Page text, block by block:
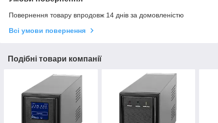
Повернення товару впродовж 14 днів за домовленістю
Всі умови повернення
Подібні товари компанії